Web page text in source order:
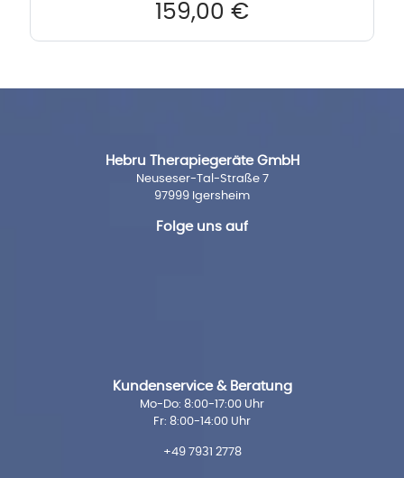
159,00 €
Hebru Therapiegeräte GmbH
Neuseser-Tal-Straße 7
97999 Igersheim
Folge uns auf
Kundenservice & Beratung
Mo-Do: 8:00-17:00 Uhr
Fr: 8:00-14:00 Uhr
+49 7931 2778